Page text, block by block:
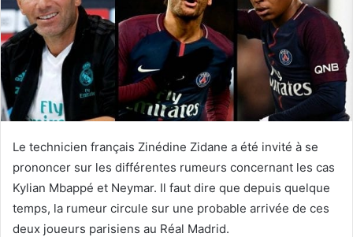
Le technicien français Zinédine Zidane a été invité à se
prononcer sur les différentes rumeurs concernant les cas
Kylian Mbappé et Neymar. Il faut dire que depuis quelque
temps, la rumeur circule sur une probable arrivée de ces
deux joueurs parisiens au Réal Madrid.